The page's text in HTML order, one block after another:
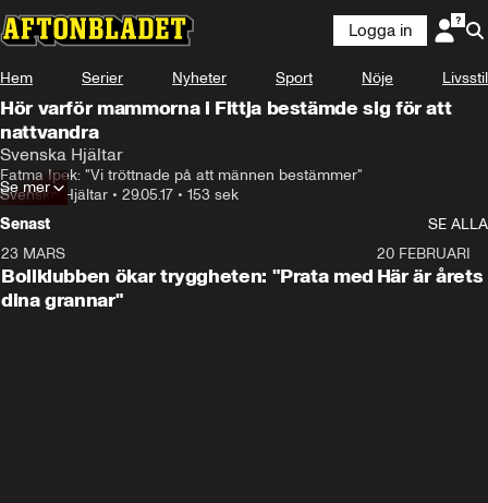
Logga in
Hem Serier Nyheter Sport Nöje Livsstil
Hör varför mammorna i Fittja bestämde sig för att
nattvandra
Svenska Hjältar
Fatma Ipek: "Vi tröttnade på att männen bestämmer"
Svenska Hjältar • 29.05.17 • 153 sek
Se mer
Senast
SE ALLA
23 MARS
Bollklubben ökar tryggheten: "Prata med
dina grannar"
20 FEBRUARI
Här är